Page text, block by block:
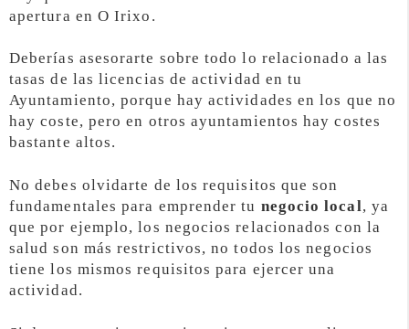
apertura en O Irixo.
Deberías asesorarte sobre todo lo relacionado a las
tasas de las licencias de actividad en tu
Ayuntamiento, porque hay actividades en los que no
hay coste, pero en otros ayuntamientos hay costes
bastante altos.
No debes olvidarte de los requisitos que son
fundamentales para emprender tu negocio local, ya
que por ejemplo, los negocios relacionados con la
salud son más restrictivos, no todos los negocios
tiene los mismos requisitos para ejercer una
actividad.